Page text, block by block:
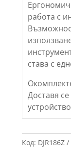
работа с
става с
Доставя
Код: DJR186Z